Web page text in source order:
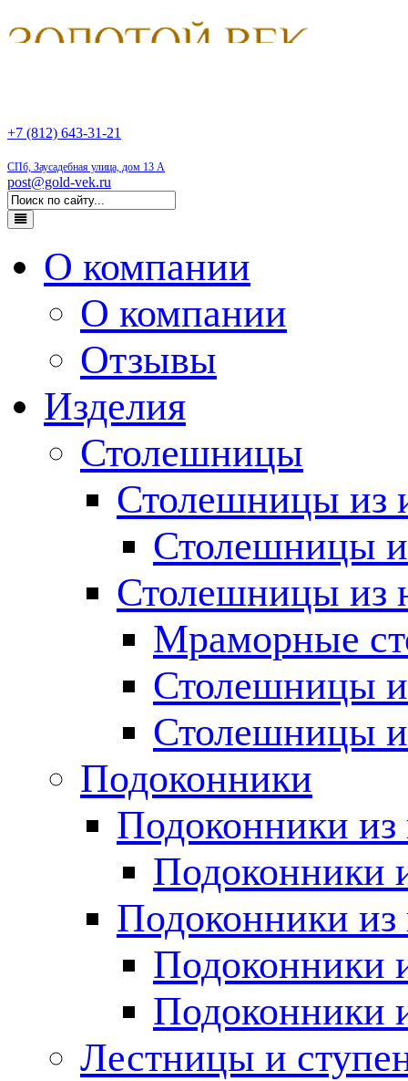
+7 (812) 643-31-21
СПб, Заусадебная улица, дом 13 А
post@gold-vek.ru
О компании
О компании
Отзывы
Изделия
Столешницы
Столешницы из
Столешницы
Столешницы из
Мраморные
Столешницы
Столешницы
Подоконники
Подоконники из
Подоконники
Подоконники из
Подоконники
Подоконники
Лестницы и